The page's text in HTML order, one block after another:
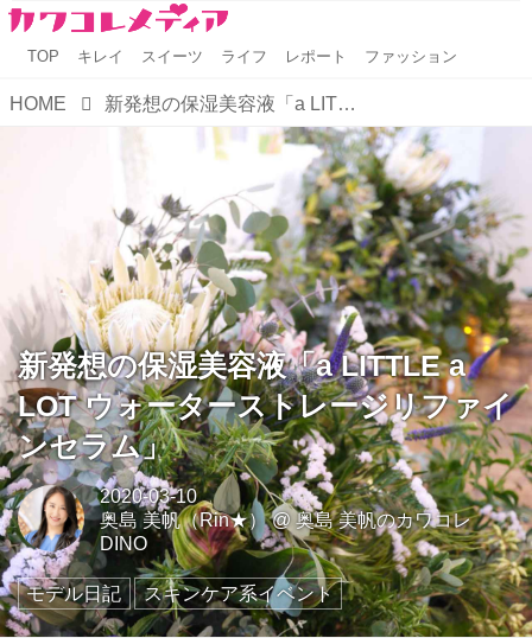
TOP キレイ スイーツ ライフ レポート ファッション
HOME 新発想の保湿美容液「a LITTLE a LOT ウォーターストレージリファインセラム」
新発想の保湿美容液「a LITTLE a
LOT ウォーターストレージリファイ
ンセラム」
2020-03-10
奥島 美帆（Rin★）@ 奥島 美帆のカワコレ
DINO
モデル日記 スキンケア系イベント